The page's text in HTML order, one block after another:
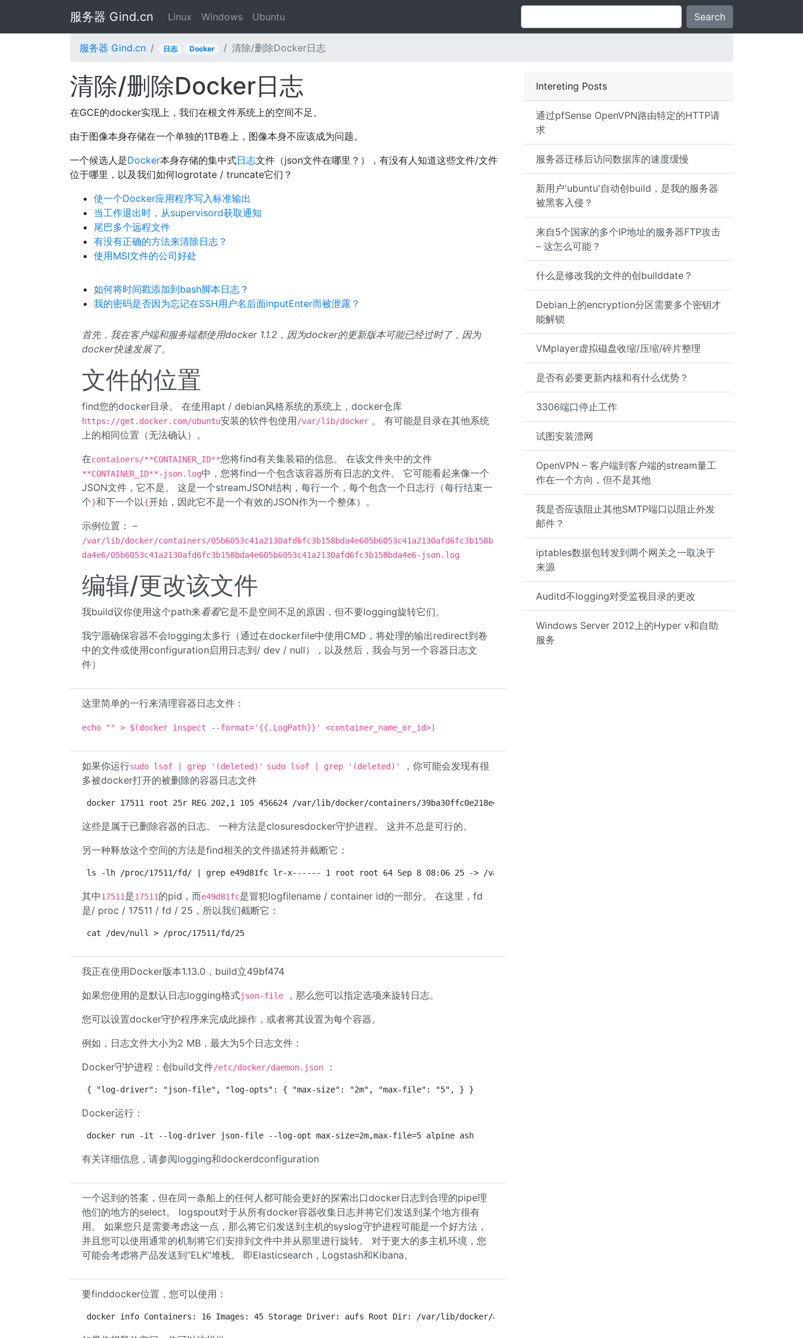
服务器 Gind.cn Linux Windows Ubuntu Search
服务器 Gind.cn 日志 Docker 清除/删除Docker日志
Intereting Posts
通过pfSense OpenVPN路由特定的HTTP请
求
服务器迁移后访问数据库的速度缓慢
新用户'ubuntu'自动创build，是我的服务器
被黑客入侵？
来自5个国家的多个IP地址的服务器FTP攻击
– 这怎么可能？
什么是修改我的文件的创builddate？
Debian上的encryption分区需要多个密钥才
能解锁
VMplayer虚拟磁盘收缩/压缩/碎片整理
是否有必要更新内核和有什么优势？
3306端口停止工作
试图安装漂网
OpenVPN – 客户端到客户端的stream量工
作在一个方向，但不是其他
我是否应该阻止其他SMTP端口以阻止外发
邮件？
iptables数据包转发到两个网关之一取决于
来源
Auditd不logging对受监视目录的更改
Windows Server 2012上的Hyper v和自助
服务
清除/删除Docker日志
在GCE的docker实现上，我们在根文件系统上的空间不足。
由于图像本身存储在一个单独的1TB卷上，图像本身不应该成为问题。
一个候选人是Docker本身存储的集中式日志文件（json文件在哪里？），有没有人知道这些文件/文件
位于哪里，以及我们如何logrotate / truncate它们？
使一个Docker应用程序写入标准输出
当工作退出时，从supervisord获取通知
尾巴多个远程文件
有没有正确的方法来清除日志？
使用MSI文件的公司好处
如何将时间戳添加到bash脚本日志？
我的密码是否因为忘记在SSH用户名后面inputEnter而被泄露？
首先，我在客户端和服务端都使用docker 1.1.2，因为docker的更新版本可能已经过时了，因为
docker快速发展了。
文件的位置
find您的docker目录。 在使用apt / debian风格系统的系统上，docker仓库
https://get.docker.com/ubuntu安装的软件包使用/var/lib/docker 。 有可能是目录在其他系统
上的相同位置（无法确认）。
在containers/**CONTAINER_ID**您将find有关集装箱的信息。 在该文件夹中的文件
**CONTAINER_ID**-json.log中，您将find一个包含该容器所有日志的文件。 它可能看起来像一个
JSON文件，它不是。 这是一个streamJSON结构，每行一个，每个包含一个日志行（每行结束一
个}和下一个以{开始，因此它不是一个有效的JSON作为一个整体）。
示例位置： –
/var/lib/docker/containers/05b6053c41a2130afd6fc3b158bda4e605b6053c41a2130afd6fc3b158b
da4e6/05b6053c41a2130afd6fc3b158bda4e605b6053c41a2130afd6fc3b158bda4e6-json.log
编辑/更改该文件
我build议你使用这个path来看看它是不是空间不足的原因，但不要logging旋转它们。
我宁愿确保容器不会logging太多行（通过在dockerfile中使用CMD，将处理的输出redirect到卷
中的文件或使用configuration启用日志到/ dev / null），以及然后，我会与另一个容器日志文
件）
这里简单的一行来清理容器日志文件：
echo "" > $(docker inspect --format='{{.LogPath}}' <container_name_or_id>)
如果你运行sudo lsof | grep '(deleted)' sudo lsof | grep '(deleted)'
，你可能会发现有很
多被docker打开的被删除的容器日志文件
docker 17511 root 25r REG 202,1 105 456624 /var/lib/docker/containers/
这些是属于已删除容器的日志。 一种方法是closuresdocker守护进程。 这并不总是可行的。
另一种释放这个空间的方法是find相关的文件描述符并截断它：
ls -lh /proc/17511/fd/ | grep e49d81fc lr-x------ 1 root root 64 Sep 8 08:06 25 -> /var/lib/docker/containers/
其中17511是17511的pid，而e49d81fc是冒犯logfilename / container id的一部分。 在这里，fd
是/ proc / 17511 / fd / 25，所以我们截断它：
cat /dev/null > /proc/17511/fd/25
我正在使用Docker版本1.13.0，build立49bf474
如果您使用的是默认日志logging格式json-file
，那么您可以指定选项来旋转日志。
您可以设置docker守护程序来完成此操作，或者将其设置为每个容器。
例如，日志文件大小为2 MB，最大为5个日志文件：
Docker守护进程：创build文件/etc/docker/daemon.json ：
{ "log-driver": "json-file", "log-opts": { "max-size": "2m", "max-file": "5", } }
Docker运行：
docker run -it --log-driver json-file --log-opt max-size=2m,max-file=5 alpine ash
有关详细信息，请参阅logging和dockerdconfiguration
一个迟到的答案，但在同一条船上的任何人都可能会更好的探索出口docker日志到合理的pipe理
他们的地方的select。 logspout对于从所有docker容器收集日志并将它们发送到某个地方很有
用。 如果您只是需要考虑这一点，那么将它们发送到主机的syslog守护进程可能是一个好方法，
并且您可以使用通常的机制将它们安排到文件中并从那里进行旋转。 对于更大的多主机环境，您
可能会考虑将产品发送到“ELK”堆栈。 即Elasticsearch，Logstash和Kibana。
要finddocker位置，您可以使用：
docker info Containers: 16 Images: 45 Storage Driver: aufs Root Dir: /var/lib/docker/aufs Dirs: 78 Execution Driver: native-0.2 Kernel Version: 3.16.0-